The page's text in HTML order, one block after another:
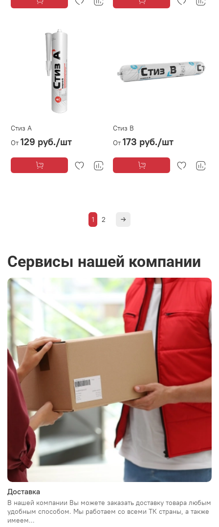
Стиз А
От 129 руб./шт
Стиз В
От 173 руб./шт
1 2
Сервисы нашей компании
Доставка
В нашей компании Вы можете заказать доставку товара любым
удобным способом. Мы работаем со всеми ТК страны, а также
имеем...